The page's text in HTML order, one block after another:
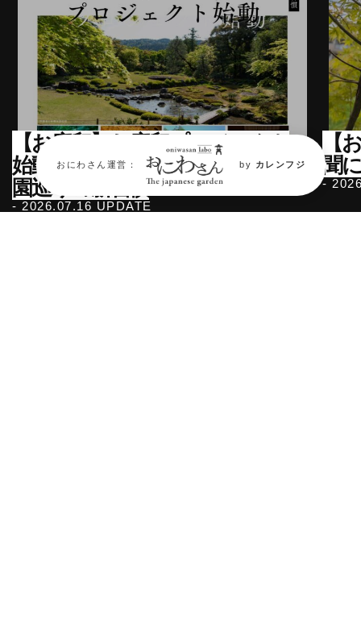
【お庭印】お庭印プロジェクト
始動〜日本全国の庭園を守る庭
園巡りの新習慣
- 2026.07.16 UPDATE
【
聞
-
おにわさん運営： by カレンフジ